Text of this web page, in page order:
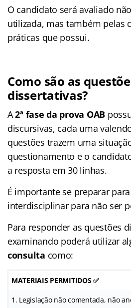
O candidato será avaliado
utilizada, mas também pelas
práticas que possui.
Como são as
dissertativas?
A2ª fase da prova OAB
discursivas, cada uma
questões trazem uma
questionamento e o
a resposta em 30 linhas.
É importante se preparar
interdisciplinar para não ser
Para responder as questões
examinando poderá utilizar
consulta como:
MATERIAIS PERMITIDOS ✅
1. Legislação não comentada, não